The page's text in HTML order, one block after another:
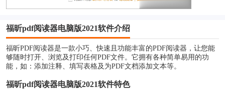
福昕pdf阅读器电脑版2021软件介绍
福昕PDF阅读器是一款小巧、快速且功能丰富的PDF阅读器，让您能
够随时打开、浏览及打印任何PDF文件。它拥有各种简单易用的功
能，如：添加注释、填写表格及为PDF文档添加文本等。
福昕pdf阅读器电脑版2021软件特色